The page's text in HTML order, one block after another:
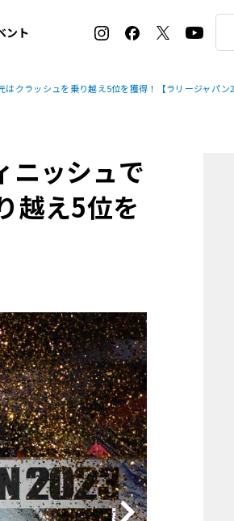
アルピナ
アバルト
アストン・マーティン
シボレー
ヒョンデ
日産
マツダ
スズキ
＆ホイール バイヤーズガイド
ント
ラン カーズ・ミート2026横浜
KOBE 2025
ラン カーズ・ミート2025横浜
クラッシュを乗り越え5位を獲得！【ラリージャパン
ニッシュで
越え5位を